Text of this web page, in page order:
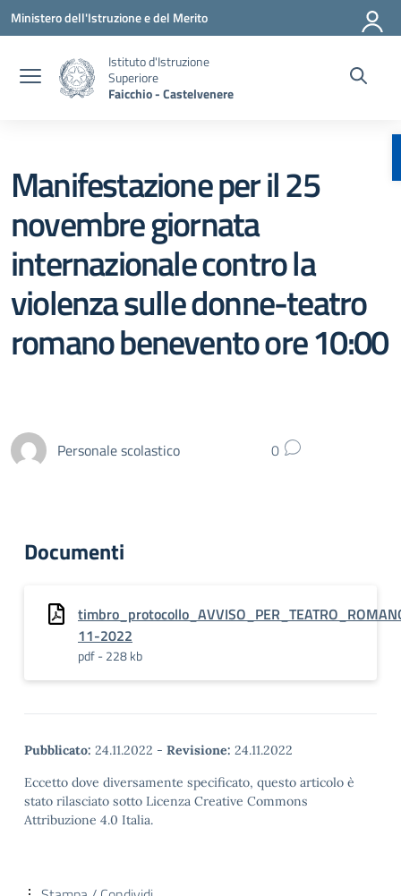
Vai ai contenuti
Vai al menu di navigazione
Vai al footer
Ministero dell'Istruzione e del Merito
Istituto d'Istruzione
Superiore
Faicchio - Castelvenere
Manifestazione per il 25
novembre giornata
internazionale contro la
violenza sulle donne-teatro
romano benevento ore 10:00
Personale scolastico 0
Documenti
11-2022
pdf - 228 kb
Pubblicato: 24.11.2022 - Revisione: 24.11.2022
Eccetto dove diversamente specificato, questo articolo è
stato rilasciato sotto Licenza Creative Commons
Attribuzione 4.0 Italia.